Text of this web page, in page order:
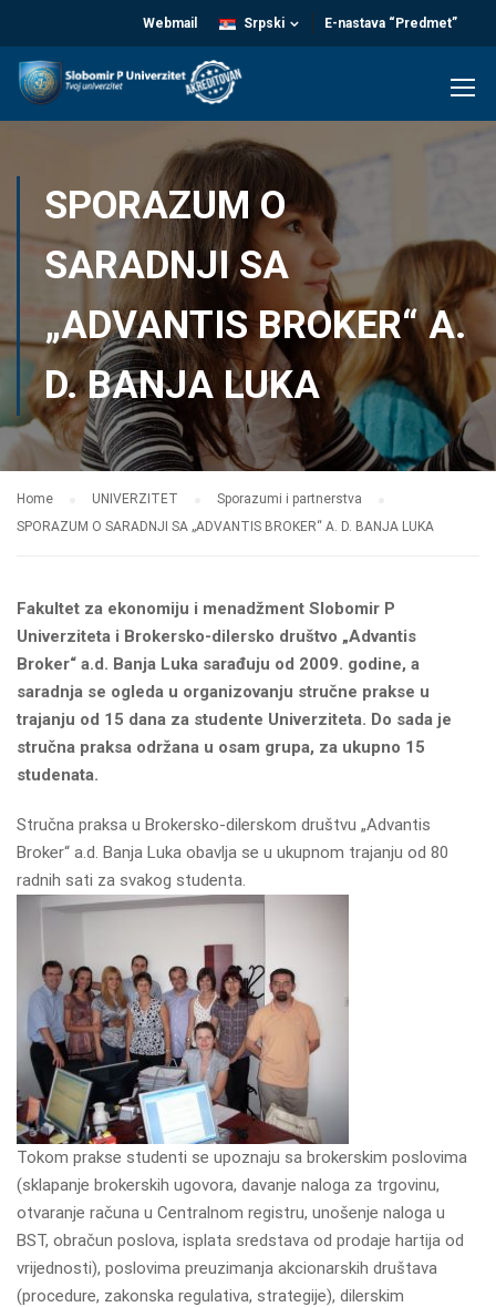
E-nastava “Predmet”
Srpski
Webmail
SPORAZUM O
SARADNJI SA
„ADVANTIS BROKER“ A.
D. BANJA LUKA
Home UNIVERZITET
Sporazumi i partnerstva
SPORAZUM O SARADNJI SA „ADVANTIS BROKER“ A. D. BANJA LUKA
Fakultet za ekonomiju i menadžment Slobomir P
Univerziteta i Brokersko-dilersko društvo „Advantis
Broker“ a.d. Banja Luka sarađuju od 2009. godine, a
saradnja se ogleda u organizovanju stručne prakse u
trajanju od 15 dana za studente Univerziteta. Do sada je
stručna praksa održana u osam grupa, za ukupno 15
studenata.
Stručna praksa u Brokersko-dilerskom društvu „Advantis
Broker“ a.d. Banja Luka obavlja se u ukupnom trajanju od 80
radnih sati za svakog studenta.
Tokom prakse studenti se upoznaju sa brokerskim poslovima
(sklapanje brokerskih ugovora, davanje naloga za trgovinu,
otvaranje računa u Centralnom registru, unošenje naloga u
BST, obračun poslova, isplata sredstava od prodaje hartija od
vrijednosti), poslovima preuzimanja akcionarskih društava
(procedure, zakonska regulativa, strategije), dilerskim